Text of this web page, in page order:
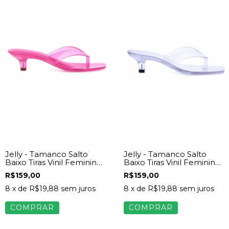
Jelly - Tamanco Salto
Baixo Tiras Vinil Feminina
Rosa
R$159,00
8 x de R$19,88 sem juros
COMPRAR
Jelly - Tamanco Salto
Baixo Tiras Vinil Feminina
Transparente
R$159,00
8 x de R$19,88 sem juros
COMPRAR